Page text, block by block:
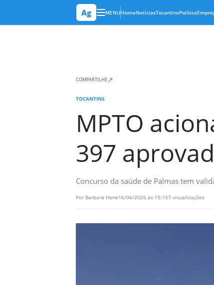
Ag MENUHomeNotíciasTocantinsPolítica
COMPARTILHE↗
TOCANTINS
MPTO
397
Concurso da saúde de Palmas tem
Por Barbara Hane16/06/2026 às 15:157 visualizações